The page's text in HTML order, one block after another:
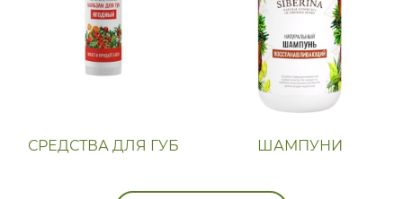
СРЕДСТВА ДЛЯ ГУБ ШАМПУНИ